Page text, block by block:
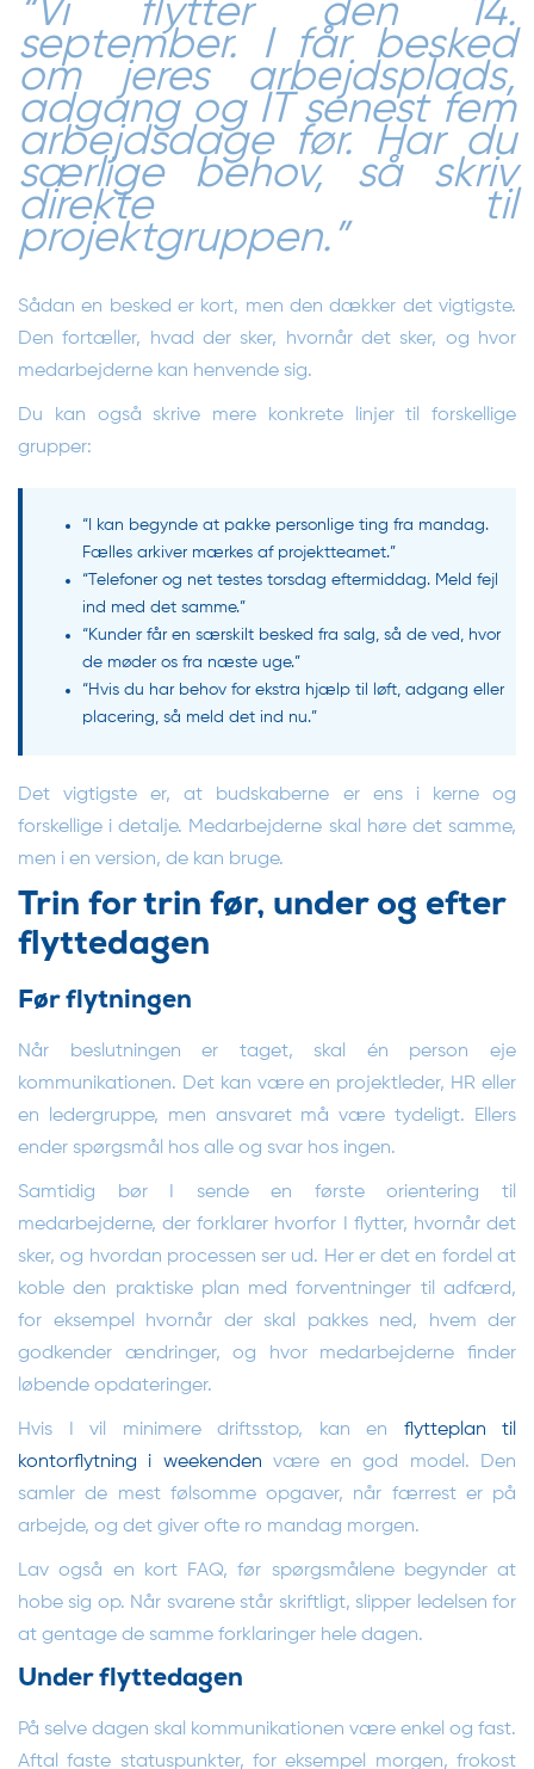
“Vi flytter den 14.
september. I får besked
om jeres arbejdsplads,
adgang og IT senest fem
arbejdsdage før. Har du
særlige behov, så skriv
direkte til
projektgruppen.”
Sådan en besked er kort, men den dækker det vigtigste.
Den fortæller, hvad der sker, hvornår det sker, og hvor
medarbejderne kan henvende sig.
Du kan også skrive mere konkrete linjer til forskellige
grupper:
“I kan begynde at pakke personlige ting fra mandag.
Fælles arkiver mærkes af projektteamet.”
“Telefoner og net testes torsdag eftermiddag. Meld fejl
ind med det samme.”
“Kunder får en særskilt besked fra salg, så de ved, hvor
de møder os fra næste uge.”
“Hvis du har behov for ekstra hjælp til løft, adgang eller
placering, så meld det ind nu.”
Det vigtigste er, at budskaberne er ens i kerne og
forskellige i detalje. Medarbejderne skal høre det samme,
men i en version, de kan bruge.
Trin for trin før, under og efter
flyttedagen
Før flytningen
Når beslutningen er taget, skal én person eje
kommunikationen. Det kan være en projektleder, HR eller
en ledergruppe, men ansvaret må være tydeligt. Ellers
ender spørgsmål hos alle og svar hos ingen.
Samtidig bør I sende en første orientering til
medarbejderne, der forklarer hvorfor I flytter, hvornår det
sker, og hvordan processen ser ud. Her er det en fordel at
koble den praktiske plan med forventninger til adfærd,
for eksempel hvornår der skal pakkes ned, hvem der
godkender ændringer, og hvor medarbejderne finder
løbende opdateringer.
Hvis I vil minimere driftsstop, kan en flytteplan til
kontorflytning i weekenden være en god model. Den
samler de mest følsomme opgaver, når færrest er på
arbejde, og det giver ofte ro mandag morgen.
Lav også en kort FAQ, før spørgsmålene begynder at
hobe sig op. Når svarene står skriftligt, slipper ledelsen for
at gentage de samme forklaringer hele dagen.
Under flyttedagen
På selve dagen skal kommunikationen være enkel og fast.
Aftal faste statuspunkter, for eksempel morgen, frokost